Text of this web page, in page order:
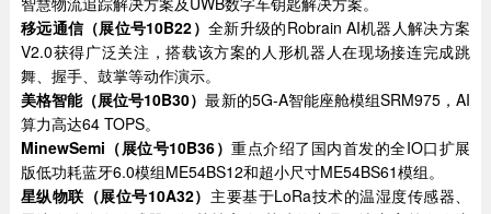
移远通信（展位号10B22）全新升级的Robrain AI机器人解决方案
V2.0获得广泛关注，搭载该方案的人形机器人在现场接连完成跳
舞、握手、鼓掌等动作演示。
美格智能（展位号10B30）最新的5G-A智能座舱模组SRM975，AI
算力高达64 TOPS。
MinewSemi （展位号10B36）重点介绍了国内首发的全IO口扩展
版低功耗蓝牙6.0模组ME54BS12和超小尺寸ME54BS61模组。
星纵物联（展位号10A32） 主要基于LoRa技术的温湿度传感器、